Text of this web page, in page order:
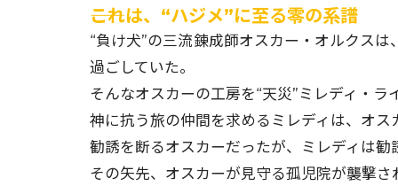
――これは、“ハジメ”に至る零の系譜
“負け犬”の三流錬成師オスカー・オルクス
過ごしていた。
そんなオスカーの工房を“天災”ミレディ・ラ
神に抗う旅の仲間を求めるミレディは、オ
勧誘を断るオスカーだったが、ミレディは勧
その矢先、オスカーが見守る孤児院が襲撃され